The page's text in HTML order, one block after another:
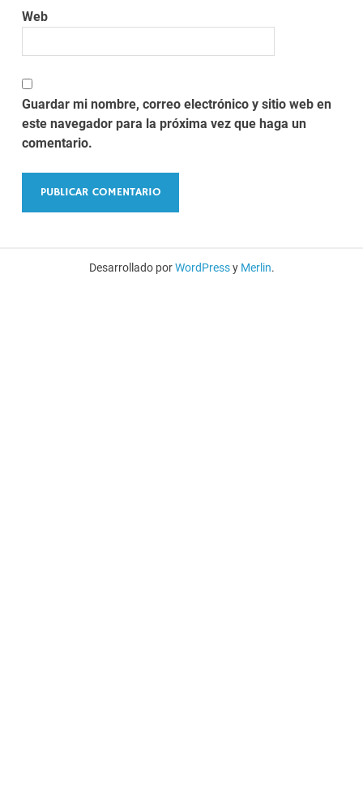
Web
Guardar mi nombre, correo electrónico y sitio web en
este navegador para la próxima vez que haga un
comentario.
Desarrollado porWordPressy Merlin.